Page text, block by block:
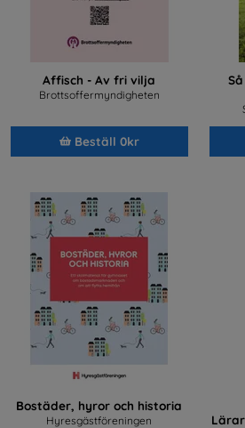
Affisch - Av fri vilja
Brottsoffermyndigheten
Beställ 0kr
Bostäder, hyror och historia
Hyresgästföreningen